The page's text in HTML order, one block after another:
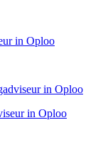
in Oploo
in Oploo
in Oploo